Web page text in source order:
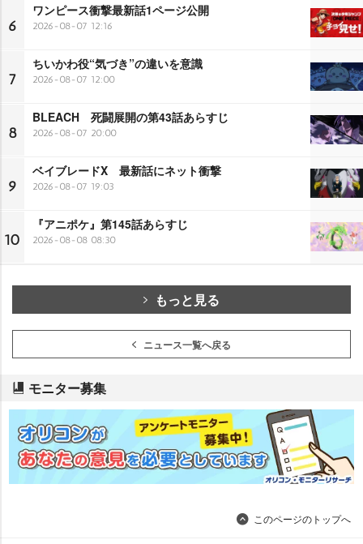
6
ワンピース衝撃最新話1ページ公開
2026-08-07 12:16
7
ちいかわ役“気づき”の違いを意識
2026-08-07 12:00
8
BLEACH 死闘展開の第43話あらすじ
2026-08-07 20:00
9
ベイブレードX 最新話にネット衝撃
2026-08-07 19:03
10
『アニポケ』第145話あらすじ
2026-08-08 08:30
もっと見る
ニュース一覧へ戻る
モニター募集
このページのトップへ